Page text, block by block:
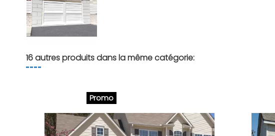
16 autres produits dans la même catégorie:
Promo